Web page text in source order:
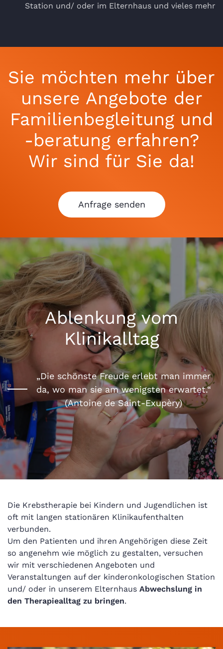
Station und/ oder im Elternhaus und vieles mehr
Sie möchten mehr über
unsere Angebote der
Familienbegleitung und
-beratung erfahren?
Wir sind für Sie da!
Anfrage senden
Ablenkung vom
Klinikalltag
„Die schönste Freude erlebt man immer
da, wo man sie am wenigsten erwartet.“
(Antoine de Saint-Exupèry)
Die Krebstherapie bei Kindern und Jugendlichen ist
oft mit langen stationären Klinikaufenthalten
verbunden.
Um den Patienten und ihren Angehörigen diese Zeit
so angenehm wie möglich zu gestalten, versuchen
wir mit verschiedenen Angeboten und
Veranstaltungen auf der kinderonkologischen Station
und/ oder in unserem Elternhaus Abwechslung in
den Therapiealltag zu bringen.